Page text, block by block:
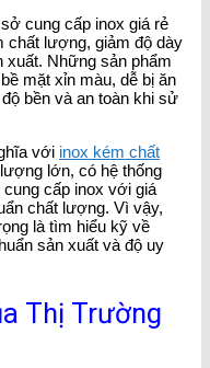
cung cấp inox giá rẻ
chất lượng, giảm độ dày
xuất. Những sản phẩm
mặt xỉn màu, dễ bị ăn
bền và an toàn khi sử
với inox kém chất
lớn, có hệ thống
cấp inox với giá
chất lượng. Vì vậy,
là tìm hiểu kỹ về
sản xuất và độ uy
Thị Trường